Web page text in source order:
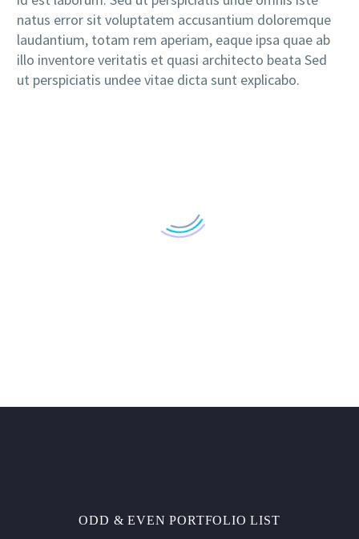
natus error sit voluptatem accusantium doloremque
laudantium, totam rem aperiam, eaque ipsa quae ab
illo inventore veritatis et quasi architecto beata Sed
ut perspiciatis undee vitae dicta sunt explicabo.
ODD & EVEN PORTFOLIO LIST